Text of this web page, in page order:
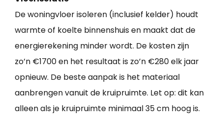
De woningvloer isoleren (inclusief kelder) houdt
warmte of koelte binnenshuis en maakt dat de
energierekening minder wordt. De kosten zijn
zo’n €1700 en het resultaat is zo’n €280 elk jaar
opnieuw. De beste aanpak is het materiaal
aanbrengen vanuit de kruipruimte. Let op: dit kan
alleen als je kruipruimte minimaal 35 cm hoog is.